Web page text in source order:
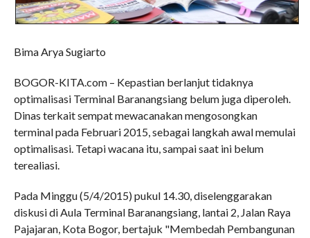
Bima Arya Sugiarto
BOGOR-KITA.com – Kepastian berlanjut tidaknya
optimalisasi Terminal Baranangsiang belum juga diperoleh.
Dinas terkait sempat mewacanakan mengosongkan
terminal pada Februari 2015, sebagai langkah awal memulai
optimalisasi. Tetapi wacana itu, sampai saat ini belum
terealiasi.
Pada Minggu (5/4/2015) pukul 14.30, diselenggarakan
diskusi di Aula Terminal Baranangsiang, lantai 2, Jalan Raya
Pajajaran, Kota Bogor, bertajuk "Membedah Pembangunan